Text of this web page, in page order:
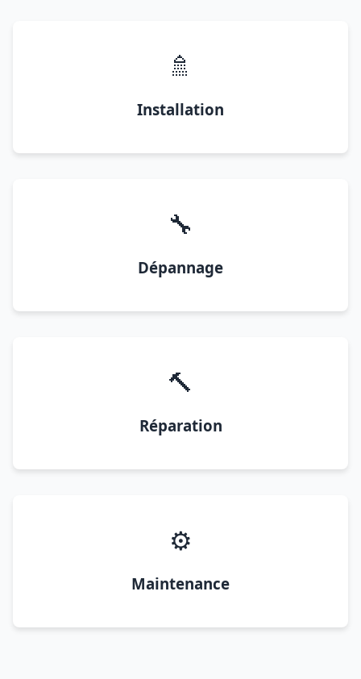
🚿
Installation
🔧
Dépannage
🔨
Réparation
⚙️
Maintenance